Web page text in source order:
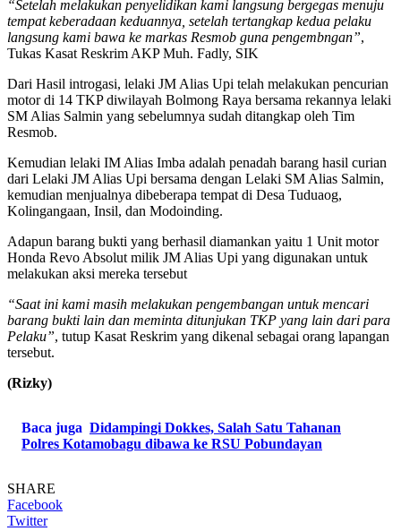
“Setelah melakukan penyelidikan kami langsung bergegas menuju
tempat keberadaan keduannya, setelah tertangkap kedua pelaku
langsung kami bawa ke markas Resmob guna pengembngan”,
Tukas Kasat Reskrim AKP Muh. Fadly, SIK
Dari Hasil introgasi, lelaki JM Alias Upi telah melakukan pencurian
motor di 14 TKP diwilayah Bolmong Raya bersama rekannya lelaki
SM Alias Salmin yang sebelumnya sudah ditangkap oleh Tim
Resmob.
Kemudian lelaki IM Alias Imba adalah penadah barang hasil curian
dari Lelaki JM Alias Upi bersama dengan Lelaki SM Alias Salmin,
kemudian menjualnya dibeberapa tempat di Desa Tuduaog,
Kolingangaan, Insil, dan Modoinding.
Adapun barang bukti yang berhasil diamankan yaitu 1 Unit motor
Honda Revo Absolut milik JM Alias Upi yang digunakan untuk
melakukan aksi mereka tersebut
“Saat ini kami masih melakukan pengembangan untuk mencari
barang bukti lain dan meminta ditunjukan TKP yang lain dari para
Pelaku”, tutup Kasat Reskrim yang dikenal sebagai orang lapangan
tersebut.
(Rizky)
Baca juga Didampingi Dokkes, Salah Satu Tahanan
Polres Kotamobagu dibawa ke RSU Pobundayan
SHARE
Facebook
Twitter